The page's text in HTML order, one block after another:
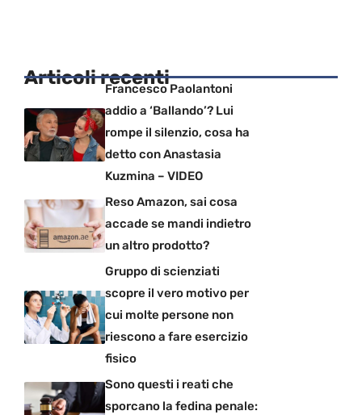
Articoli recentiFrancesco Paolantoni
addio a ‘Ballando’? Lui
rompe il silenzio, cosa ha
detto con Anastasia
Kuzmina – VIDEO
Reso Amazon, sai cosa
accade se mandi indietro
un altro prodotto?
Gruppo di scienziati
scopre il vero motivo per
cui molte persone non
riescono a fare esercizio
fisico
Sono questi i reati che
sporcano la fedina penale: